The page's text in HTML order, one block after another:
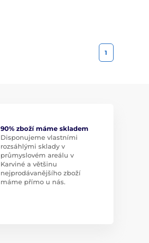
1
90% zboží máme skladem
Disponujeme vlastními
rozsáhlými sklady v
průmyslovém areálu v
Karviné a většinu
nejprodávanějšího zboží
máme přímo u nás.